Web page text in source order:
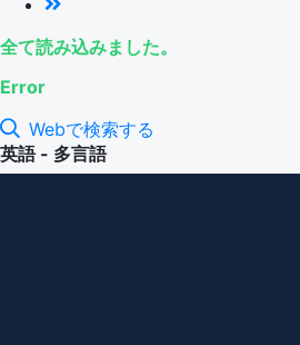
全て読み込みました。
Error
Webで検索する
英語 - 多言語